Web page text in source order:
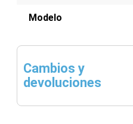
Modelo
Cambios y
devoluciones